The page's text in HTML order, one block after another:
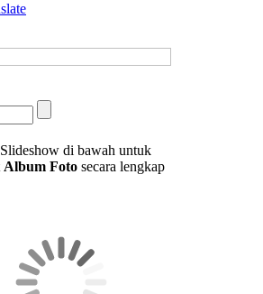
di bawah untuk
Album Fotosecara lengkap